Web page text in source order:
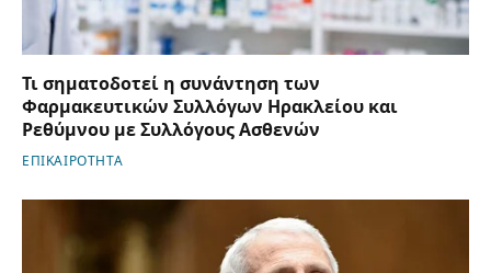
Τι σηματοδοτεί η συνάντηση των
Φαρμακευτικών Συλλόγων Ηρακλείου και
Ρεθύμνου με Συλλόγους Ασθενών
ΕΠΙΚΑΙΡΟΤΗΤΑ